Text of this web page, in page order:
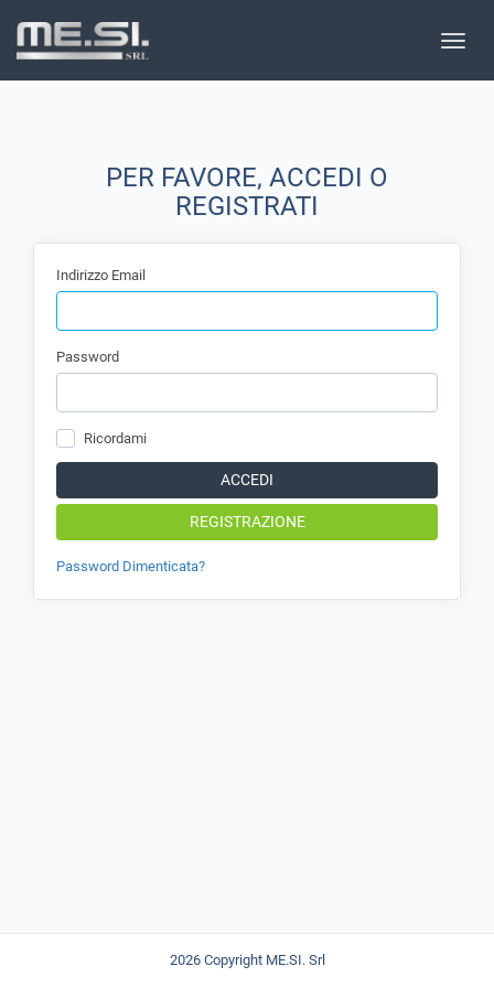
Toggle
PER FAVORE, ACCEDI O
REGISTRATI
Indirizzo Email
Password
Ricordami
ACCEDI
REGISTRAZIONE
Password Dimenticata?
2026 Copyright ME.SI. Srl